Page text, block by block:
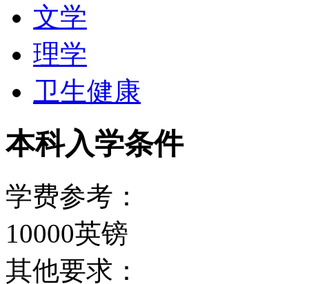
文学
理学
卫生健康
本科入学条件
学费参考：
10000英镑
其他要求：